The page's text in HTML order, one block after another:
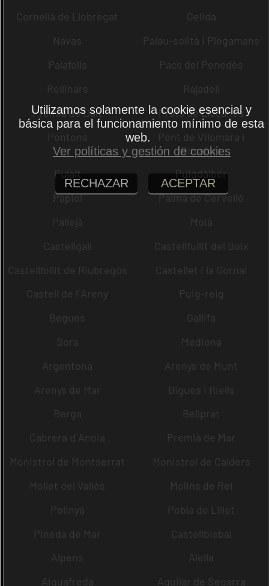
Cornellà de Llobregat
Gelida
Navas
Palau-solità i Plegamans
Palafolls
Pacs del Penedès
Rellinars
Rajadell
Premià de Dalt
Prats de Lluçanès
Pontons
Pont de Vilomara i
Rocafort
Pujalt
Puigdàlber
Papiol
Palma de Cervelló
Pallejà
Moià
Castellgalí
Castellfullit del Boix
Castellfollit de Riubregós
Castellet i la Gornal
Castell de l´Areny
Puig-reig
Begues
Gallifa
Sora
Mediona
Argentona
Arenys de Munt
Arenys de Mar
Bigues i Riells
Berga
Bellprat
Cabrera d´Anoia
Premià de Mar
Monistrol de Montserrat
Monistrol de Calders
Mollet del Vallès
Molins de Rei
Polinyà
Pobla de Lillet
Pineda de Mar
Castellbisbal
Alpens
Alella
Aiguafreda
Aguilar de Segarra
Utilizamos solamente la cookie esencial y
básica para el funcionamiento mínimo de esta
web.
Ver políticas y gestión de cookies
RECHAZAR ACEPTAR